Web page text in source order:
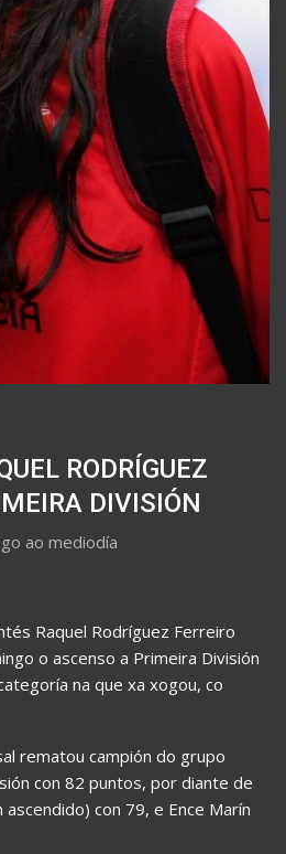
RODRÍGUEZ
DIVISIÓN
ao mediodía
Raquel Rodríguez Ferreiro
o ascenso a Primeira División
na que xa xogou, co
rematou campión do grupo
con 82 puntos, por diante de
con 79, e Ence Marín